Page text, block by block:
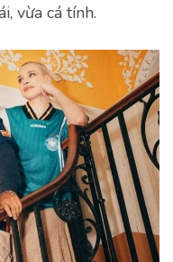
vừa cá tính.